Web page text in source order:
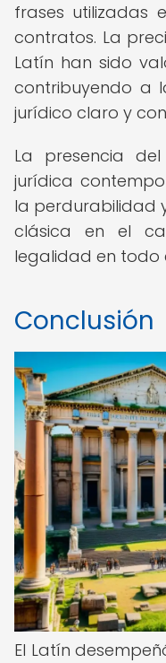
frases utilizadas
contratos. La
Latín han sido
contribuyendo a
jurídico claro y
La presencia
jurídica
la perdurabilidad
clásica en el
legalidad en todo
Conclusión
El Latín